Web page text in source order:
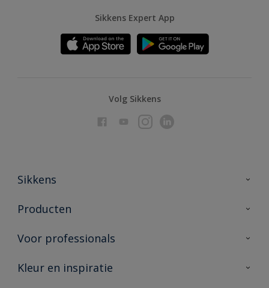
Sikkens Expert App
Volg Sikkens
Sikkens
Over Sikkens
Duurzaamheid
Producten
Producten voor binnen
Vind je verkooppunt
Voor professionals
Advies & service
Kleur en inspiratie